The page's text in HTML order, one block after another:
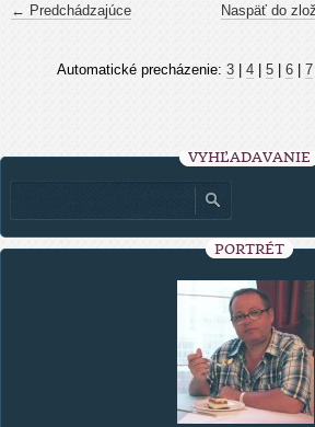
← Predchádzajúce Naspäť do
Automatické precházenie: 3| 4| 5| 6| 7
VYHĽADÁVANIE
PORTRÉT